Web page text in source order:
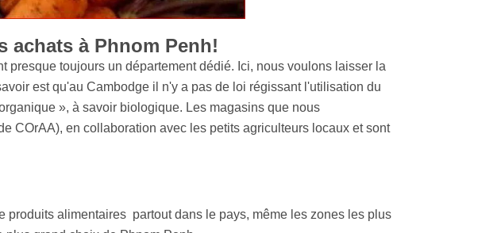
achats à Phnom Penh!
toujours un département dédié. Ici, nous voulons laisser la
est qu'au Cambodge il n'y a pas de loi régissant l'utilisation du
», à savoir biologique. Les magasins que nous
COrAA), en collaboration avec les petits agriculteurs locaux et sont
alimentaires partout dans le pays, même les zones les plus